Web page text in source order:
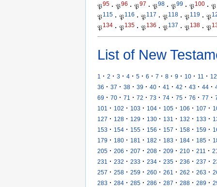
𝔓95 · 𝔓96 · 𝔓97 · 𝔓98 · 𝔓99 · 𝔓100 · 𝔓
𝔓115 · 𝔓116 · 𝔓117 · 𝔓118 · 𝔓119 · 𝔓
𝔓134 · 𝔓135 · 𝔓136 · 𝔓137 · 𝔓138 · 𝔓
List of New
1 · 2 · 3 · 4 · 5 · 6 · 7 · 8 · 9 · 10 · 11 · 12
36 · 37 · 38 · 39 · 40 · 41 · 42 · 43 · 44 ·
69 · 70 · 71 · 72 · 73 · 74 · 75 · 76 · 77 ·
101
· 102 · 103 · 104 · 105 · 106 · 107 ·
127 · 128 · 129 · 130 · 131 · 132 · 133 ·
153 · 154 · 155 · 156 · 157 · 158 · 159 ·
179 · 180 · 181 · 182 · 183 · 184 · 185 ·
205 · 206 · 207 · 208 · 209 · 210 · 211 ·
231
· 232 · 233 · 234 · 235 · 236 · 237 ·
257 · 258 · 259 · 260 · 261 · 262 · 263 ·
283 · 284 · 285 · 286 · 287 · 288 · 289 ·